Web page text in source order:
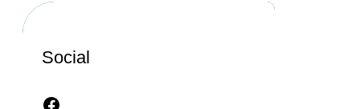
Social
Facebook